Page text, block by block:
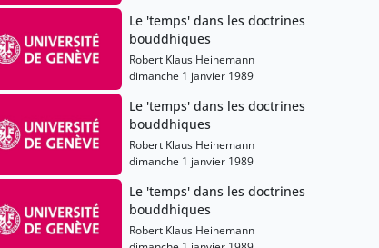
Le 'temps' dans les doctrines
bouddhiques
Robert Klaus Heinemann
dimanche 1 janvier 1989
Le 'temps' dans les doctrines
bouddhiques
Robert Klaus Heinemann
dimanche 1 janvier 1989
Le 'temps' dans les doctrines
bouddhiques
Robert Klaus Heinemann